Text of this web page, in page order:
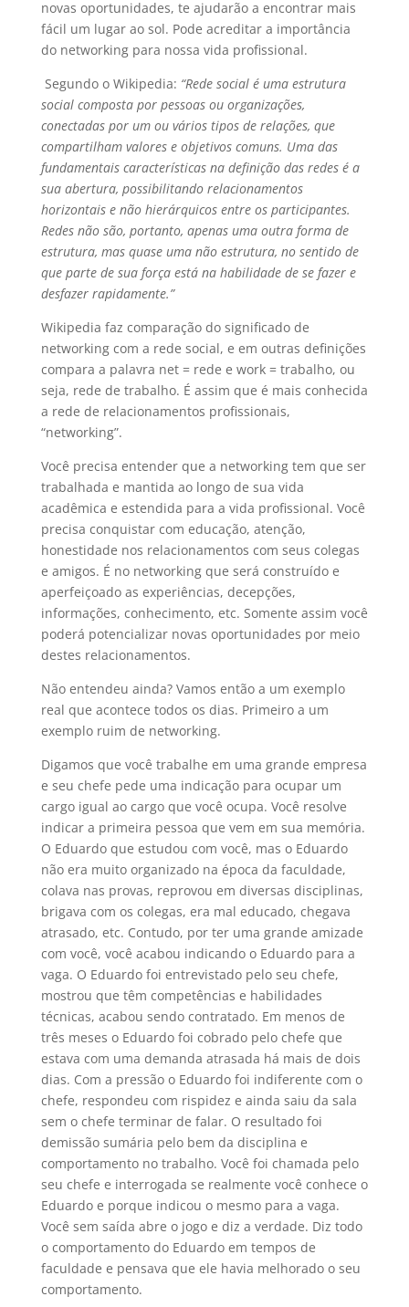
novas oportunidades, te ajudarão a encontrar mais
fácil um lugar ao sol. Pode acreditar a importância
do networking para nossa vida profissional.
Segundo o Wikipedia: “Rede social é uma estrutura
social composta por pessoas ou organizações,
conectadas por um ou vários tipos de relações, que
compartilham valores e objetivos comuns. Uma das
fundamentais características na definição das redes é a
sua abertura, possibilitando relacionamentos
horizontais e não hierárquicos entre os participantes.
Redes não são, portanto, apenas uma outra forma de
estrutura, mas quase uma não estrutura, no sentido de
que parte de sua força está na habilidade de se fazer e
desfazer rapidamente.”
Wikipedia faz comparação do significado de
networking com a rede social, e em outras definições
compara a palavra net = rede e work = trabalho, ou
seja, rede de trabalho. É assim que é mais conhecida
a rede de relacionamentos profissionais,
“networking”.
Você precisa entender que a networking tem que ser
trabalhada e mantida ao longo de sua vida
acadêmica e estendida para a vida profissional. Você
precisa conquistar com educação, atenção,
honestidade nos relacionamentos com seus colegas
e amigos. É no networking que será construído e
aperfeiçoado as experiências, decepções,
informações, conhecimento, etc. Somente assim você
poderá potencializar novas oportunidades por meio
destes relacionamentos.
Não entendeu ainda? Vamos então a um exemplo
real que acontece todos os dias. Primeiro a um
exemplo ruim de networking.
Digamos que você trabalhe em uma grande empresa
e seu chefe pede uma indicação para ocupar um
cargo igual ao cargo que você ocupa. Você resolve
indicar a primeira pessoa que vem em sua memória.
O Eduardo que estudou com você, mas o Eduardo
não era muito organizado na época da faculdade,
colava nas provas, reprovou em diversas disciplinas,
brigava com os colegas, era mal educado, chegava
atrasado, etc. Contudo, por ter uma grande amizade
com você, você acabou indicando o Eduardo para a
vaga. O Eduardo foi entrevistado pelo seu chefe,
mostrou que têm competências e habilidades
técnicas, acabou sendo contratado. Em menos de
três meses o Eduardo foi cobrado pelo chefe que
estava com uma demanda atrasada há mais de dois
dias. Com a pressão o Eduardo foi indiferente com o
chefe, respondeu com rispidez e ainda saiu da sala
sem o chefe terminar de falar. O resultado foi
demissão sumária pelo bem da disciplina e
comportamento no trabalho. Você foi chamada pelo
seu chefe e interrogada se realmente você conhece o
Eduardo e porque indicou o mesmo para a vaga.
Você sem saída abre o jogo e diz a verdade. Diz todo
o comportamento do Eduardo em tempos de
faculdade e pensava que ele havia melhorado o seu
comportamento.